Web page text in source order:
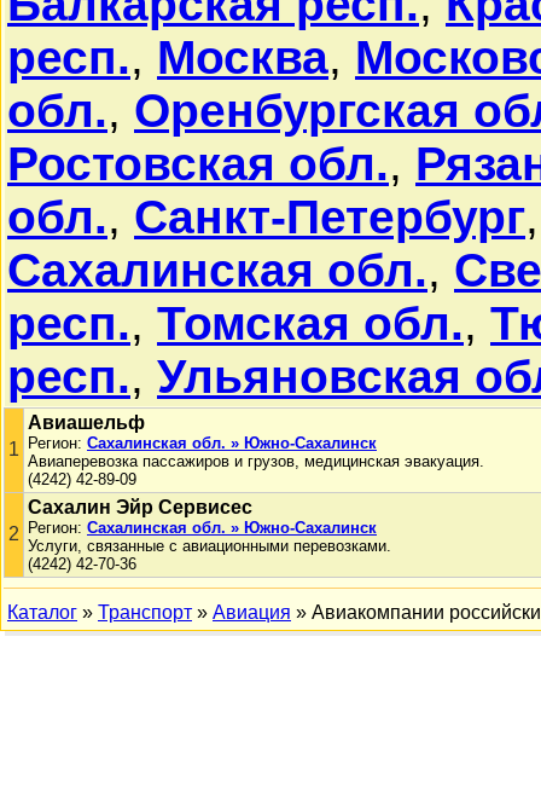
респ., Москва,
обл., Оренбургская
Ростовская обл.,
обл., Санкт-Петербург
Сахалинская обл.,
респ., Томская обл.,
респ., Ульяновская
1
Авиашельф
Регион: Сахалинская обл. » Южно-Сахалинск
Авиаперевозка пассажиров и грузов, медицинская эвакуация.
(4242) 42-89-09
2
Сахалин Эйр Сервисес
Регион: Сахалинская обл. » Южно-Сахалинск
Услуги, связанные с авиационными перевозками.
(4242) 42-70-36
Каталог » Транспорт » Авиация » Авиакомпании